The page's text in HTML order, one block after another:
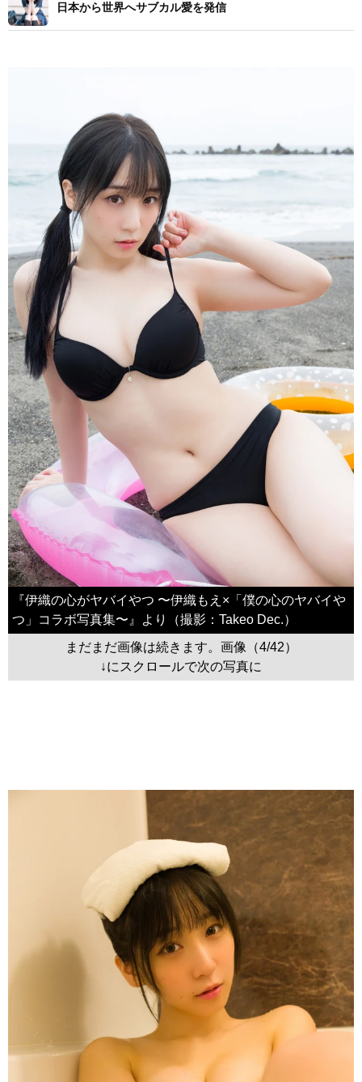
日本から世界へサブカル愛を発信
『伊織の心がヤバイやつ 〜伊織もえ×「僕の心のヤバイや
つ」コラボ写真集〜』より（撮影：Takeo Dec.）
まだまだ画像は続きます。画像（4/42）
↓にスクロールで次の写真に